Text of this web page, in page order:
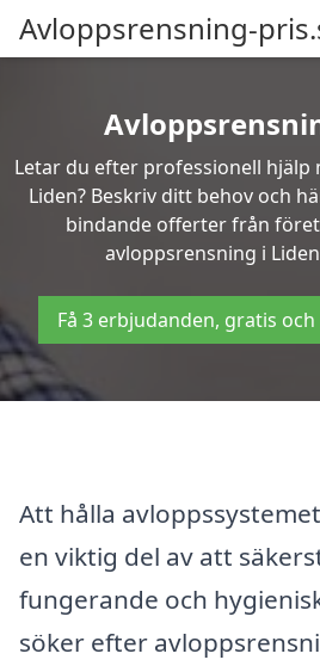
Avloppsrensning-
Letar du efter professionell hjälp
Liden? Beskriv ditt behov och
bindande offerter från
avloppsrensning i
Få 3 erbjudanden, gratis
Att hålla
en viktig del av att
fungerande och
söker efter